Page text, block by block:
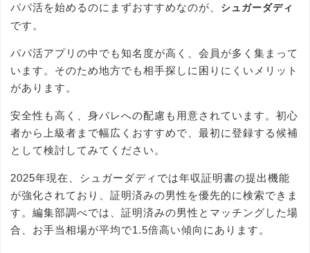
パパ活を始めるのにまずおすすめなのが、 シュガーダディ
です。
パパ活アプリの中でも知名度が高く、会員が多く集まって
います。そのため地方でも相手探しに困りにくいメリット
があります。
安全性も高く、身バレへの配慮も用意されています。初心
者から上級者まで幅広くおすすめで、最初に登録する候補
として検討してみてください。
2025年現在、シュガーダディでは年収証明書の提出機能
が強化されており、証明済みの男性を優先的に検索できま
す。編集部調べでは、証明済みの男性とマッチングした場
合、お手当相場が平均で1.5倍高い傾向にあります。